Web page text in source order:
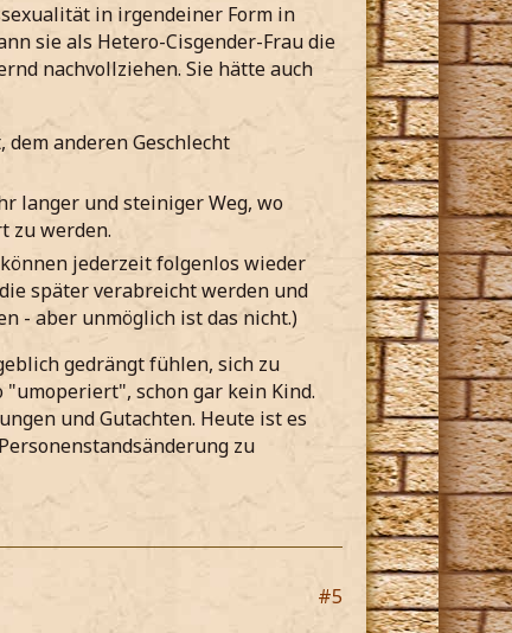
in irgendeiner Form in
sie als Hetero-Cisgender-Frau die
nachvollziehen. Sie hätte auch
anderen Geschlecht
langer und steiniger Weg, wo
zu werden.
jederzeit folgenlos wieder
später verabreicht werden und
- aber unmöglich ist das nicht.)
gedrängt fühlen, sich zu
schon gar kein Kind.
und Gutachten. Heute ist es
zu
#5